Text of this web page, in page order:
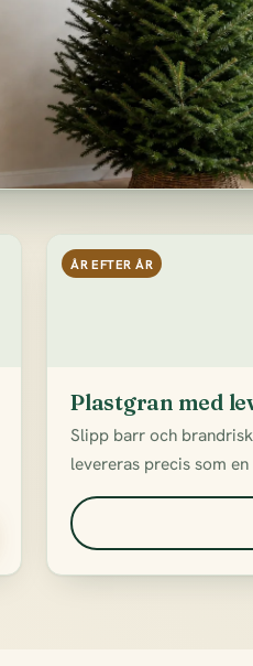
ÅR EFTER ÅR
Plastgran med
Slipp barr och
levereras precis som